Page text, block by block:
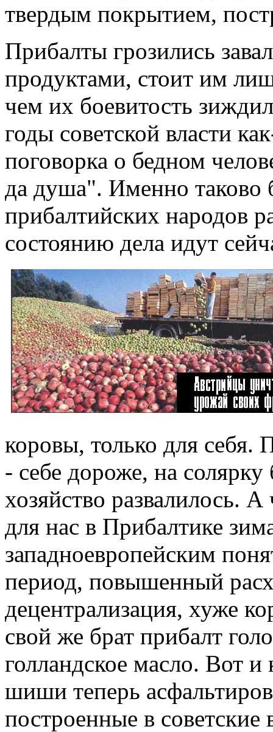
твердым покрытием,
Прибалты грозились
продуктами, стоит им
чем их боевитость
годы советской власти
поговорка о бедном
да душа". Именно таково
прибалтийских народов
состоянию дела идут
коровы, только для себя.
- себе дороже, на
хозяйство развалилось.
для нас в Прибалтике
западноевропейским
период, повышенный
децентрализация, хуже
свой же брат прибалт
голландское масло. Вот
шиши теперь
построенные в